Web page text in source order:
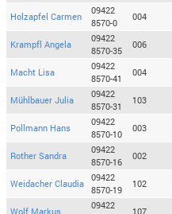
Holzapfel Carmen
09422
8570-0
004
Krampfl Angela
09422
8570-35
006
Macht Lisa
09422
8570-41
004
Mühlbauer Julia
09422
8570-31
103
Pollmann Hans
09422
8570-10
003
Rother Sandra
09422
8570-16
002
Weidacher Claudia
09422
8570-19
102
Wolf Markus
09422
107